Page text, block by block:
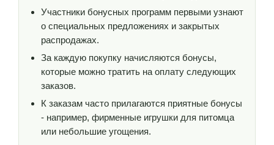
Участники бонусных программ первыми узнают
о специальных предложениях и закрытых
распродажах.
За каждую покупку начисляются бонусы,
которые можно тратить на оплату следующих
заказов.
К заказам часто прилагаются приятные бонусы
- например, фирменные игрушки для питомца
или небольшие угощения.